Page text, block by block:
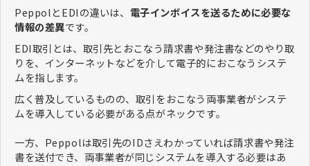
PeppolとEDIの違いは、 電子インボイスを送るために必要な
情報の差異です。
EDI取引とは、取引先とおこなう請求書や発注書などのやり取
りを、インターネットなどを介して電子的におこなうシステ
ムを指します。
広く普及しているものの、取引をおこなう両事業者がシステ
ムを導入している必要がある点がネックです。
一方、Peppolは取引先のIDさえわかっていれば請求書や発注
書を送付でき、両事業者が同じシステムを導入する必要はあ